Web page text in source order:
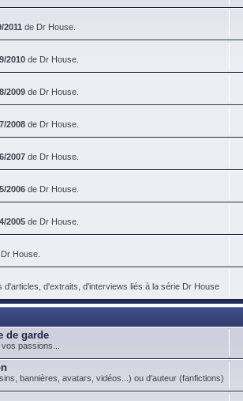
2011 de Dr House.
2010 de Dr House.
2009 de Dr House.
2008 de Dr House.
2007 de Dr House.
2006 de Dr House.
2005 de Dr House.
House.
d'articles, d'extraits, d'interviews liés à la série Dr House
de garde
passions...
bannières, avatars, vidéos...) ou d'auteur (fanfictions)